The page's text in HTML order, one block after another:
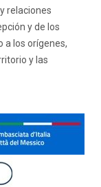
relaciones
y de los
a los orígenes,
y las